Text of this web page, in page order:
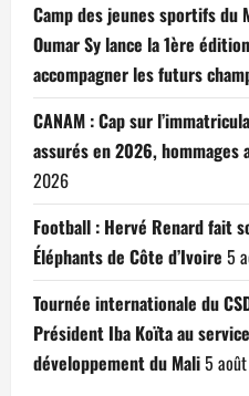
Camp des jeunes sportifs du
Oumar Sy lance la 1ère
accompagner les futurs
CANAM : Cap sur
assurés en 2026, hommages
2026
Football : Hervé Renard fait
Éléphants de Côte d’Ivoire 5
Tournée internationale du
Président Iba Koïta au
développement du Mali5